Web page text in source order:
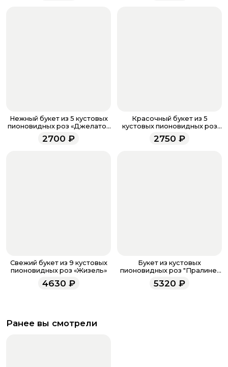
звоните по номеру телефона
8 (927) 936-71-86
или
напишите WhatsApp +7 937 333-66-53. Наши
менеджеры работают ежедневно с 9.00 до 23.00 и
всегда рады проконсультировать вас.
Нежный букет из 5 кустовых
пионовидных роз «Джелато»
2700 ₽
Красочный букет из 5
кустовых пионовидных роз
"Летняя роза" (5)
2750 ₽
Свежий букет из 9 кустовых
пионовидных роз «Жизель»
4630 ₽
Букет из кустовых
пионовидных роз "Пралине"
5320 ₽
Ранее вы смотрели